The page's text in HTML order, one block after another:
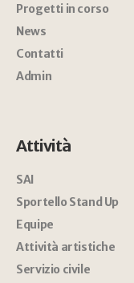
Progetti in corso
News
Contatti
Admin
Attività
SAI
Sportello Stand Up
Equipe
Attività artistiche
Servizio civile